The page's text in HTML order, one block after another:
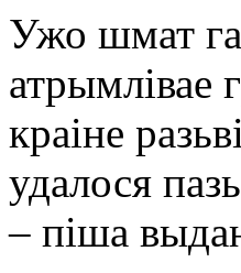
Ужо шмат
атрымлівае
краіне
удалося
– піша